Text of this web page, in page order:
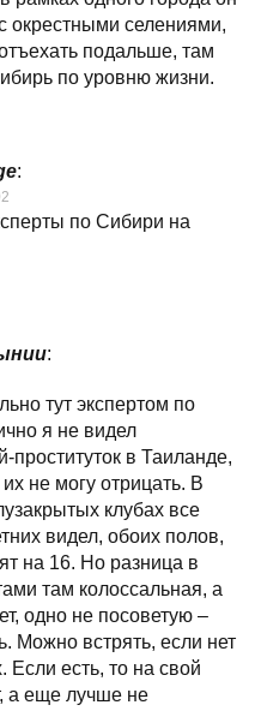
окрестными селениями,
подальше, там
по уровню жизни.
:
по Сибири на
:
тут экспертом по
я не видел
проституток в Таиланде,
не могу отрицать. В
клубах все
видел, обоих полов,
на 16. Но разница в
там колоссальная, а
одно не посоветую –
Можно встрять, если нет
есть, то на свой
а еще лучше не